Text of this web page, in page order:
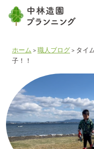
ホーム > 職人ブログ > タイ
子！！